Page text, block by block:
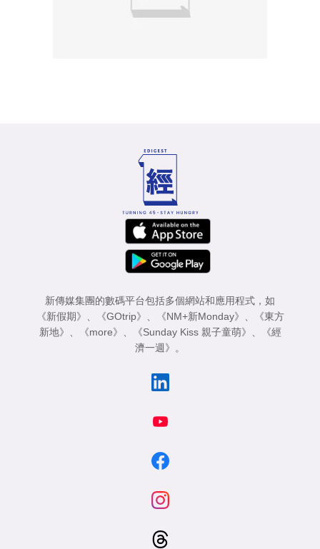
新傳媒集團的數碼平台包括多個網站和應用程式，如
《新假期》
《GOtrip》 《NM+新Monday》
《東方
新地》
《more》 《Sunday Kiss 親子童萌》
《經
濟一週》
。